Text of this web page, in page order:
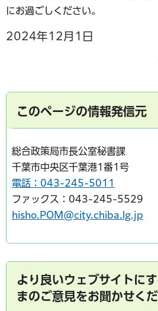
にお過ごしください。
2024年12月1日
このページの情報発信元
総合政策局市長公室秘書課
千葉市中央区千葉港1番1号
電話：043-245-5011
ファックス：043-245-5529
hisho.POM@city.chiba.lg.jp
より良いウェブサイトに
まのご意見をお聞かせく